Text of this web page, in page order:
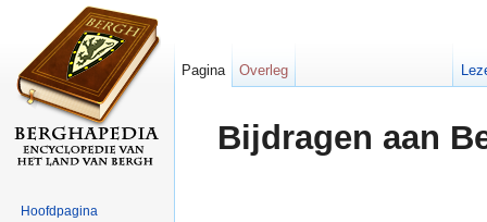
Bijdragen aan
Pagina Overleg
Hoofdpagina